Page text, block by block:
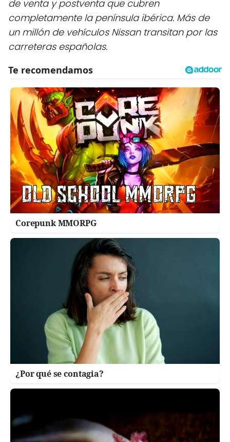
de venta y postventa que cubren
completamente la península ibérica. Más de
un millón de vehículos Nissan transitan por las
carreteras españolas.
Corepunk MMORPG
¿Por qué se contagia?